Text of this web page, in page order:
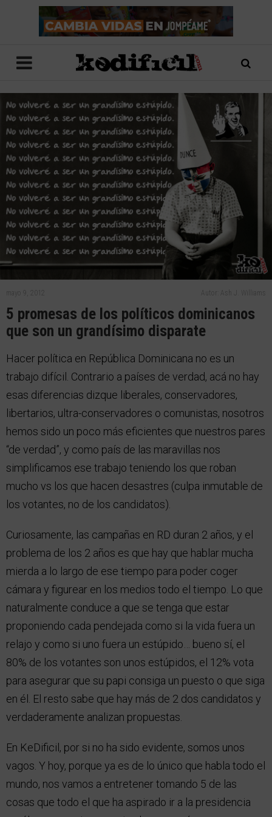
mayo 9, 2012 Autor: Ash J. Williams
5 promesas de los políticos dominicanos
que son un grandísimo disparate
Hacer política en República Dominicana no es un
trabajo difícil. Contrario a países de verdad, acá no hay
esas diferencias dizque liberales, conservadores,
libertarios, ultra-conservadores o comunistas, nosotros
hemos sido un poco más eficientes que nuestros pares
“de verdad”, y como país de las maravillas nos
simplificamos ese trabajo teniendo los que roban
mucho vs los que hacen desastres (culpa inmutable de
los votantes, no de los candidatos).
Curiosamente, las campañas en RD duran 2 años, y el
problema de los 2 años es que hay que hablar mucha
mierda a lo largo de ese tiempo para poder coger
cámara y figurear en los medios todo el tiempo. Lo que
naturalmente conduce a que se tenga que estar
proponiendo cada pendejada como si la vida fuera un
relajo y como si uno fuera un estúpido… bueno sí, el
80% de los votantes son unos estúpidos, el 12% vota
para asegurar que su papi consiga un puesto o que siga
en él. El resto sabe que hay más de 2 dos candidatos y
verdaderamente analizan propuestas.
En KeDificil, por si no ha sido evidente, somos unos
vagos. Y hoy, porque ya es de lo único que habla todo el
mundo, nos vamos a entretener tomando 5 de las
cosas que todo el que ha aspirado ir a la presidencia